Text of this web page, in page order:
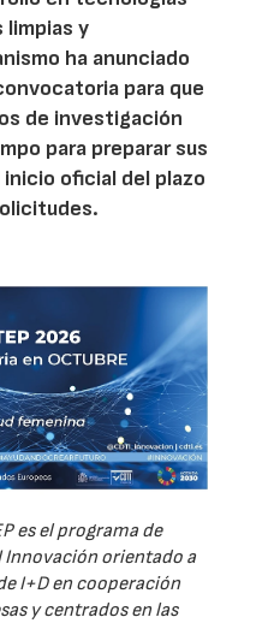
y
ha anunciado
para que
de investigación
para preparar sus
oficial del plazo
es el programa de
Innovación orientado a
I+D en cooperación
y centrados en las